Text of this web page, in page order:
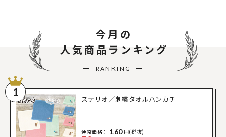
今月の
人気商品ランキング
RANKING
1
ステリオ／刺繍タオルハンカチ
通常価格： 160円(税抜)